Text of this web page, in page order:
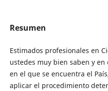
Resumen
Estimados profesionales en
ustedes muy bien saben y
en el que se encuentra el
aplicar el procedimiento